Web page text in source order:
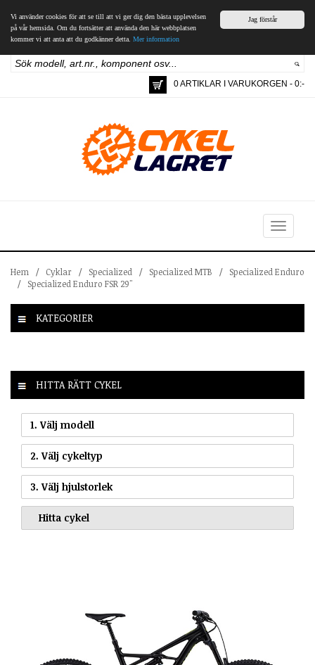
Jag förstår
Vi använder cookies för att se till att vi ger dig den bästa upplevelsen
på vår hemsida. Om du fortsätter att använda den här webbplatsen
kommer vi att anta att du godkänner detta. Mer information
0 ARTIKLAR I VARUKORGEN - 0:-
Toggle
navigation
Hem / Cyklar / Specialized / Specialized MTB /
Specialized Enduro
/
Specialized Enduro FSR 29"
KATEGORIER
HITTA RÄTT CYKEL
1. Välj modell
2. Välj cykeltyp
3. Välj hjulstorlek